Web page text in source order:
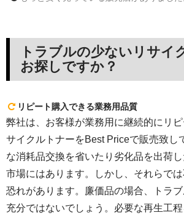
トラブルの少ないリサイ
お探しですか？
リピート購入できる業務用品質
弊社は、お客様が業務用に継続的にリ
サイクルトナーをBest Priceで販売致し
な消耗品交換を省いたり劣化品を出荷
市場にはあります。しかし、それらで
恐れがあります。廉価品の場合、トラ
充分ではないでしょう。必要な再生工